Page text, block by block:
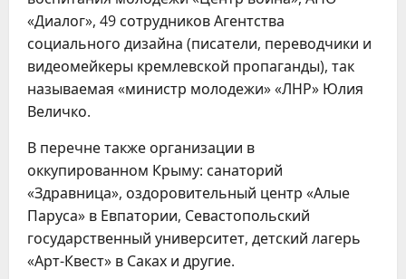
«Диалог», 49 сотрудников Агентства
социального дизайна (писатели, переводчики и
видеомейкеры кремлевской пропаганды), так
называемая «министр молодежи» «ЛНР» Юлия
Величко.
В перечне также организации в
оккупированном Крыму: санаторий
«Здравница», оздоровительный центр «Алые
Паруса» в Евпатории, Севастопольский
государственный университет, детский лагерь
«Арт-Квест» в Саках и другие.